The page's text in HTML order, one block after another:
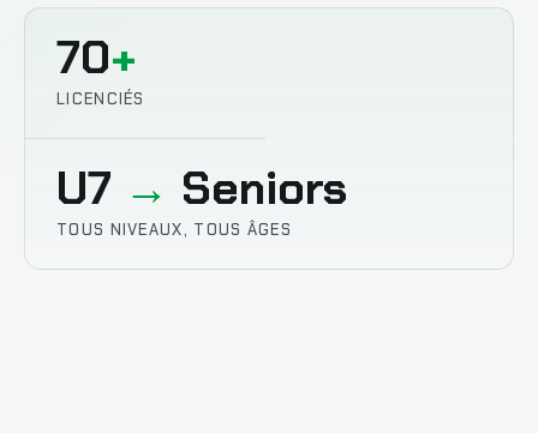
70+
LICENCIÉS
U7 → Seniors
TOUS NIVEAUX, TOUS ÂGES